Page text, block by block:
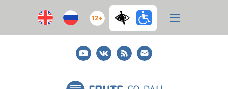
12+
YoutubeВКонтакте
RSS
E-
mail
подписка